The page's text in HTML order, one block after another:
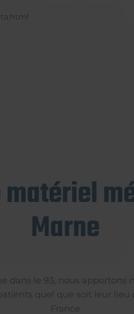
Marne
dans le 93, nous apportons
quel que soit leur lieu
France